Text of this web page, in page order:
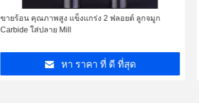
ขายร้อน คุณภาพสูง แข็งแกร่ง 2 ฟลอยต์ ลูกจมูก
Carbide ใส่ปลาย Mill
หา ราคา ที่ ดี ที่สุด